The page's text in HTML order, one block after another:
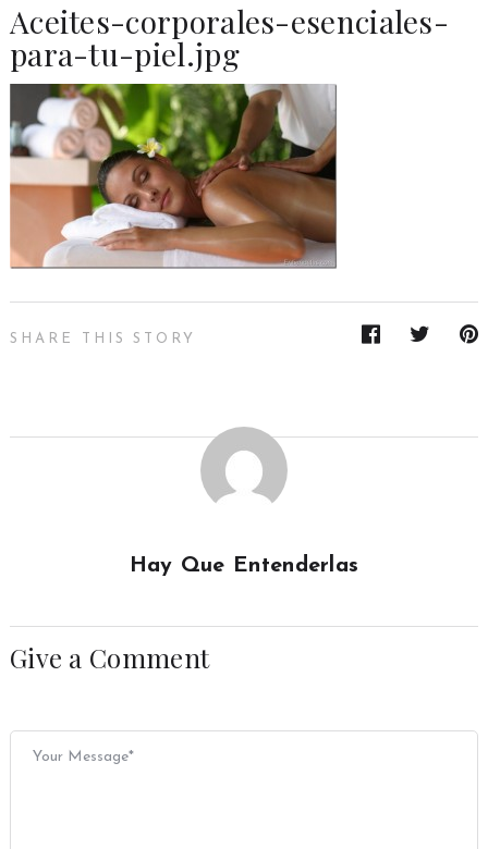
Aceites-corporales-esenciales-
para-tu-piel.jpg
SHARE THIS STORY
Hay Que Entenderlas
Give a Comment